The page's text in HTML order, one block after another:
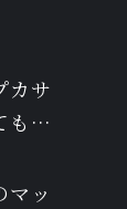
カサ
も大
マッ